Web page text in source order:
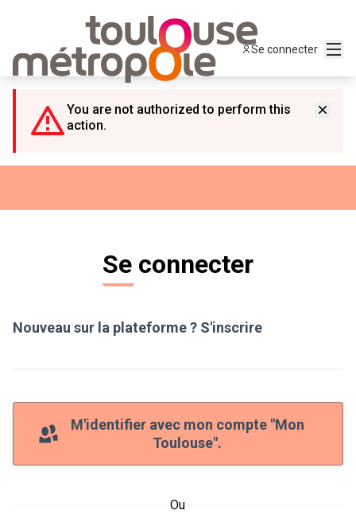
Se connecter
You are not authorized to perform this
action.
Se connecter
Nouveau sur la plateforme ? S'inscrire
M'identifier avec mon compte "Mon
Toulouse".
Ou